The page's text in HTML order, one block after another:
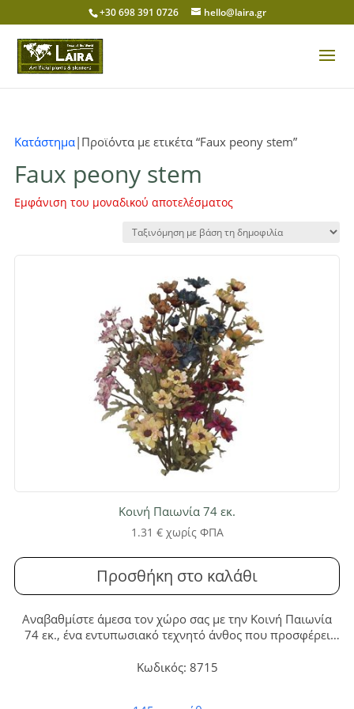
+30 698 391 0726 hello@laira.gr
Κατάστημα|Προϊόντα με ετικέτα “Faux peony stem”
Faux peony stem
Εμφάνιση του μοναδικού αποτελέσματος
Κοινή Παιωνία 74 εκ.
1.31 € χωρίς ΦΠΑ
Προσθήκη στο καλάθι
Αναβαθμίστε άμεσα τον χώρο σας με την Κοινή Παιωνία
74 εκ., ένα εντυπωσιακό τεχνητό άνθος που προσφέρει
Απολαύστε την πλούσια εμφάνιση και τη ζωντάνια ενός
Κωδικός: 8715